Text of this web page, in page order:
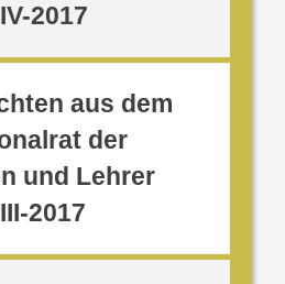
2017
aus dem
der
und Lehrer
2017